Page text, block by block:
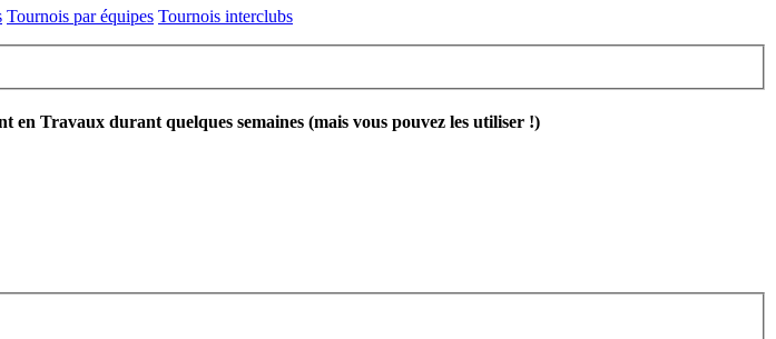
Tournois par équipes Tournois interclubs
en Travaux durant quelques semaines (mais vous pouvez les utiliser !)